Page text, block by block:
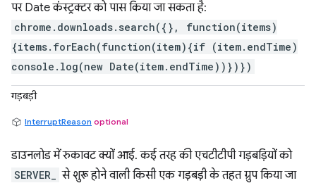
पर Date कंस्ट्रक्टर को पास किया जा सकता है:
chrome.downloads.search({}, function(items)
{items.forEach(function(item){if (item.endTime)
console.log(new Date(item.endTime))})})
गड़बड़ी
InterruptReason optional
डाउनलोड में रुकावट क्यों आई. कई तरह की एचटीटीपी गड़बड़ियों को
SERVER_
से शुरू होने वाली किसी एक गड़बड़ी के तहत ग्रुप किया जा